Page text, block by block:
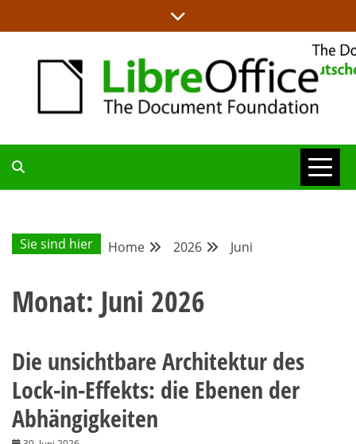
to
DEUTSCHER
COMMUNITY-
BLOG
Sie sind hier Home 2026 Juni
Monat: Juni 2026
Die unsichtbare Architektur des
Lock-in-Effekts: die Ebenen der
Abhängigkeiten